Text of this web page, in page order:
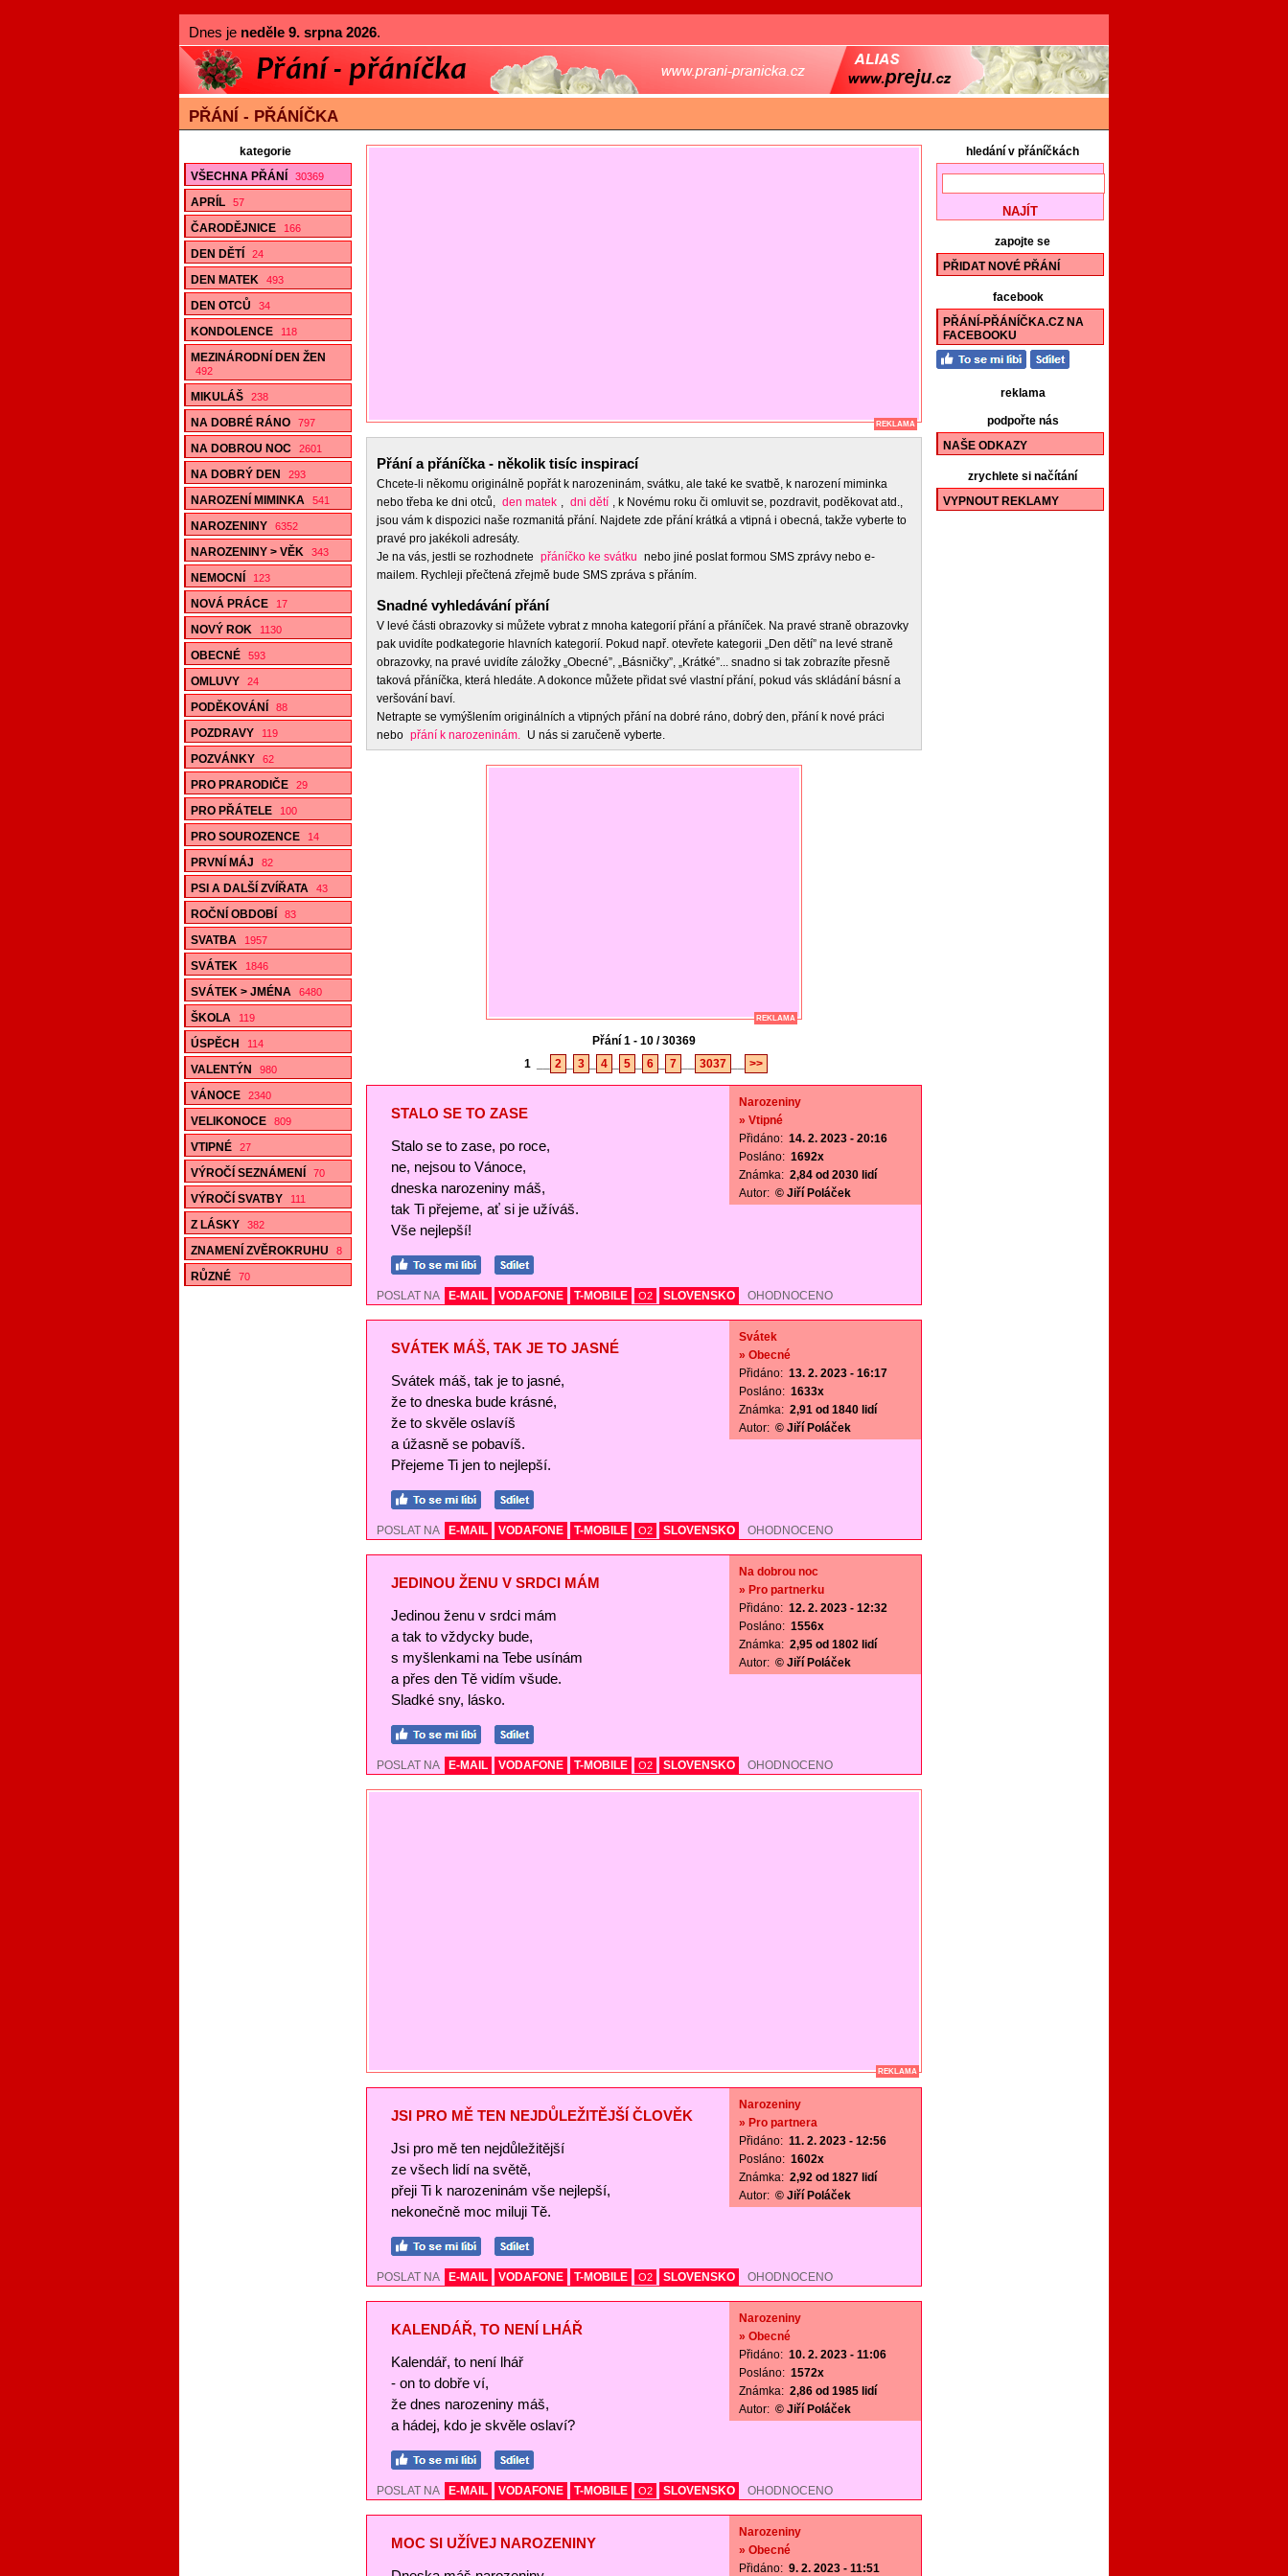
Dnes je neděle 9. srpna 2026.
PŘÁNÍ - PŘÁNÍČKA
kategorie
VŠECHNA PŘÁNÍ
30369
APRÍL 57
ČARODĚJNICE 166
DEN DĚTÍ 24
DEN MATEK 493
DEN OTCŮ 34
KONDOLENCE 118
MEZINÁRODNÍ DEN ŽEN
492
MIKULÁŠ 238
NA DOBRÉ RÁNO 797
NA DOBROU NOC 2601
NA DOBRÝ DEN 293
NAROZENÍ MIMINKA 541
NAROZENINY 6352
NAROZENINY > VĚK 343
NEMOCNÍ 123
NOVÁ PRÁCE 17
NOVÝ ROK 1130
OBECNÉ 593
OMLUVY 24
PODĚKOVÁNÍ 88
POZDRAVY 119
POZVÁNKY 62
PRO PRARODIČE 29
PRO PŘÁTELE 100
PRO SOUROZENCE 14
PRVNÍ MÁJ 82
PSI A DALŠÍ ZVÍŘATA 43
ROČNÍ OBDOBÍ 83
SVATBA 1957
SVÁTEK 1846
SVÁTEK > JMÉNA 6480
ŠKOLA 119
ÚSPĚCH 114
VALENTÝN 980
VÁNOCE 2340
VELIKONOCE 809
VTIPNÉ 27
VÝROČÍ SEZNÁMENÍ 70
VÝROČÍ SVATBY 111
Z LÁSKY 382
ZNAMENÍ ZVĚROKRUHU 8
RŮZNÉ 70
REKLAMA
Přání a přáníčka - několik tisíc inspirací
Chcete-li někomu originálně popřát k narozeninám, svátku, ale také ke svatbě, k narození miminka
nebo třeba ke dni otců, den matek , dni dětí , k Novému roku či omluvit se, pozdravit, poděkovat atd.,
jsou vám k dispozici naše rozmanitá přání. Najdete zde přání krátká a vtipná i obecná, takže vyberte to
pravé pro jakékoli adresáty.
Je na vás, jestli se rozhodnete přáníčko ke svátku nebo jiné poslat formou SMS zprávy nebo e-
mailem. Rychleji přečtená zřejmě bude SMS zpráva s přáním.
Snadné vyhledávání přání
V levé části obrazovky si můžete vybrat z mnoha kategorií přání a přáníček. Na pravé straně obrazovky
pak uvidíte podkategorie hlavních kategorií. Pokud např. otevřete kategorii „Den dětí” na levé straně
obrazovky, na pravé uvidíte záložky „Obecné”, „Básničky”, „Krátké”... snadno si tak zobrazíte přesně
taková přáníčka, která hledáte. A dokonce můžete přidat své vlastní přání, pokud vás skládání básní a
veršování baví.
Netrapte se vymýšlením originálních a vtipných přání na dobré ráno, dobrý den, přání k nové práci
nebo přání k narozeninám. U nás si zaručeně vyberte.
REKLAMA
Přání 1 - 10 / 30369
1
2 3 4 5 6 7 3037 >>
STALO SE TO ZASE
Stalo se to zase, po roce,
ne, nejsou to Vánoce,
dneska narozeniny máš,
tak Ti přejeme, ať si je užíváš.
Vše nejlepší!
Narozeniny
» Vtipné
Přidáno: 14. 2. 2023 - 20:16
Posláno: 1692x
Známka: 2,84 od 2030 lidí
Autor: © Jiří Poláček
POSLAT NA E-MAIL VODAFONE T-MOBILE O2 SLOVENSKO OHODNOCENO
SVÁTEK MÁŠ, TAK JE TO JASNÉ
Svátek máš, tak je to jasné,
že to dneska bude krásné,
že to skvěle oslavíš
a úžasně se pobavíš.
Přejeme Ti jen to nejlepší.
Svátek
» Obecné
Přidáno: 13. 2. 2023 - 16:17
Posláno: 1633x
Známka: 2,91 od 1840 lidí
Autor: © Jiří Poláček
POSLAT NA E-MAIL VODAFONE T-MOBILE O2 SLOVENSKO OHODNOCENO
JEDINOU ŽENU V SRDCI MÁM
Jedinou ženu v srdci mám
a tak to vždycky bude,
s myšlenkami na Tebe usínám
a přes den Tě vidím všude.
Sladké sny, lásko.
Na dobrou noc
» Pro partnerku
Přidáno: 12. 2. 2023 - 12:32
Posláno: 1556x
Známka: 2,95 od 1802 lidí
Autor: © Jiří Poláček
POSLAT NA E-MAIL VODAFONE T-MOBILE O2 SLOVENSKO OHODNOCENO
REKLAMA
JSI PRO MĚ TEN NEJDŮLEŽITĚJŠÍ ČLOVĚK
Jsi pro mě ten nejdůležitější
ze všech lidí na světě,
přeji Ti k narozeninám vše nejlepší,
nekonečně moc miluji Tě.
Narozeniny
» Pro partnera
Přidáno: 11. 2. 2023 - 12:56
Posláno: 1602x
Známka: 2,92 od 1827 lidí
Autor: © Jiří Poláček
POSLAT NA E-MAIL VODAFONE T-MOBILE O2 SLOVENSKO OHODNOCENO
KALENDÁŘ, TO NENÍ LHÁŘ
Kalendář, to není lhář
- on to dobře ví,
že dnes narozeniny máš,
a hádej, kdo je skvěle oslaví?
Narozeniny
» Obecné
Přidáno: 10. 2. 2023 - 11:06
Posláno: 1572x
Známka: 2,86 od 1985 lidí
Autor: © Jiří Poláček
POSLAT NA E-MAIL VODAFONE T-MOBILE O2 SLOVENSKO OHODNOCENO
MOC SI UŽÍVEJ NAROZENINY
Narozeniny
» Obecné
Přidáno: 9. 2. 2023 - 11:51
hledání v přáníčkách
zapojte se
PŘIDAT NOVÉ PŘÁNÍ
facebook
PŘÁNÍ-PŘÁNÍČKA.CZ NA
FACEBOOKU
reklama
podpořte nás
NAŠE ODKAZY
zrychlete si načítání
VYPNOUT REKLAMY